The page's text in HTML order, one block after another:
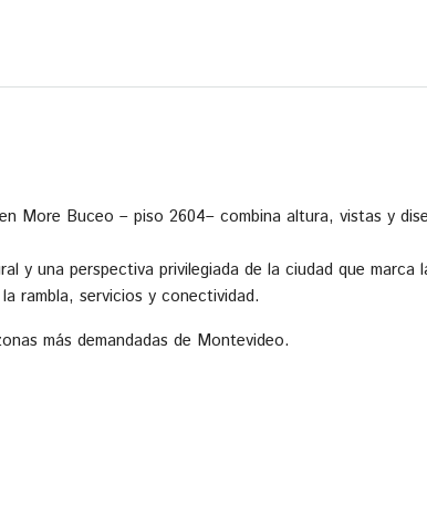
More Buceo – piso 2604– combina altura, vistas y
y una perspectiva privilegiada de la ciudad que marca
rambla, servicios y conectividad.
más demandadas de Montevideo.